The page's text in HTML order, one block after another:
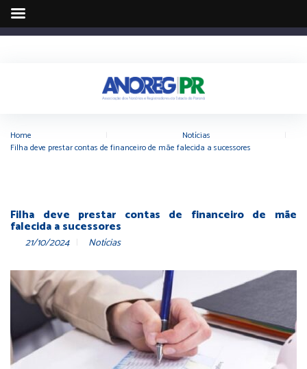
Home Notícias
Filha deve prestar contas de financeiro de mãe falecida a sucessores
Filha deve prestar contas de financeiro de mãe
falecida a sucessores
21/10/2024 Notícias